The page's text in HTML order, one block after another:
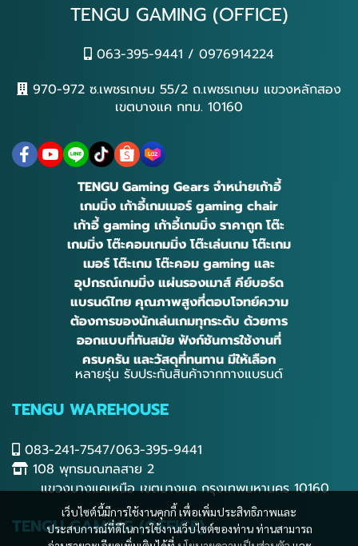
เว็บไซต์นี้มีการใช้งานคุกกี้ เพื่อเพิ่มประสิทธิภาพและ
ประสบการณ์ที่ดีในการใช้งานเว็บไซต์ของท่าน ท่านสามารถ
TENGU GAMING (OFFICE)
063-395-9441 / 0976914224
970-972 ซ.เพชรเกษม 55/2 ถ.เพชรเกษม แขวงหลักสอง
เขตบางแค กทม. 10160
TENGU Gaming Gears จำหน่ายเก้าอี้
เกมมิ่ง เก้าอี้เกมเมอร์ gaming chair
เก้าอี้ gaming เก้าอี้เกมมิ่ง ราคาถูก โต๊ะ
เกมมิ่ง โต๊ะคอมเกมมิ่ง โต๊ะเล่นเกม โต๊ะเกม
เมอร์ โต๊ะเกม โต๊ะคอม gaming และ
อุปกรณ์เกมมิ่ง แผ่นรองเมาส์ คีย์บอร์ด
แบรนด์ไทย คุณภาพสูงที่ตอบโจทย์ความ
ต้องการของนักเล่นเกมทุกระดับ ด้วยการ
ออกแบบที่ทันสมัย ฟังก์ชันการใช้งานที่
ครบครัน และวัสดุที่ทนทาน มีให้เลือก
หลายรุ่น รับประกันสินค้าจากทางแบรนด์
TENGU WAREHOUSE
083-241-7547/063-395-9441
108 พุทธมณฑลสาย 2
แขวงบางแคเหนือ เขตบางแค กรุงเทพมหานคร 10160
TENGU GAMING (OFFICE)